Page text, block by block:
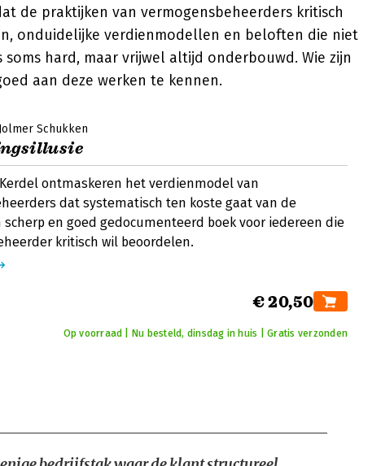
de praktijken van vermogensbeheerders kritisch
onduidelijke verdienmodellen en beloften die niet
hard, maar vrijwel altijd onderbouwd. Wie zijn
aan deze werken te kennen.
Jolmer Schukken
ontmaskeren het verdienmodel van
dat systematisch ten koste gaat van de
scherp en goed gedocumenteerd boek voor iedereen die
kritisch wil beoordelen.
€ 20,50
Op voorraad | Nu besteld, dinsdag in huis | Gratis verzonden